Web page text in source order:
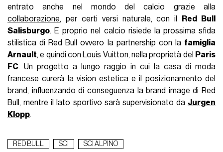
entrato anche nel mondo del calcio grazie alla
collaborazione, per certi versi naturale, con il
Red Bull
Salisburgo. E proprio nel calcio risiede la prossima sfida
stilistica di Red Bull ovvero la partnership con la famiglia
Arnault, e quindi con Louis Vuitton, nella proprietà del
Paris
FC. Un progetto a lungo raggio in cui la casa di moda
francese curerà la vision estetica e il posizionamento del
brand, influenzando di conseguenza la brand image di Red
Bull, mentre il lato sportivo sarà supervisionato da Jurgen
Klopp.
RED BULL SCI SCI ALPINO